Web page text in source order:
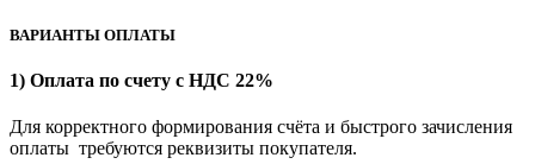
ВАРИАНТЫ ОПЛАТЫ
1) Оплата по счету с НДС 22%
Для корректного формирования счёта и быстрого зачисления
оплаты требуются реквизиты покупателя.